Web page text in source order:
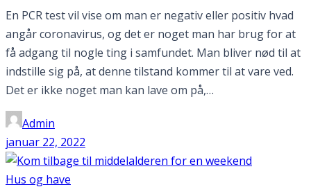
En PCR test vil vise om man er negativ eller positiv hvad
angår coronavirus, og det er noget man har brug for at
få adgang til nogle ting i samfundet. Man bliver nød til at
indstille sig på, at denne tilstand kommer til at vare ved.
Det er ikke noget man kan lave om på,…
Admin
januar 22, 2022
Hus og have